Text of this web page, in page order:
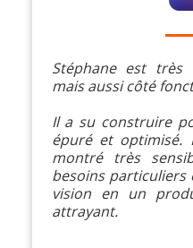
Stéphane est très
mais aussi côté
Il a su construire
épuré et optimisé.
montré très
besoins
vision en un
attrayant.